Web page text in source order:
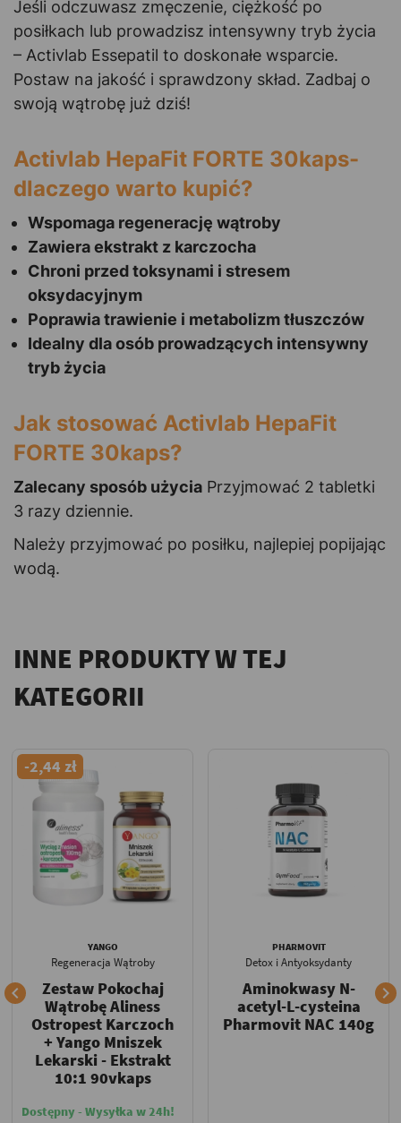
Jeśli odczuwasz zmęczenie, ciężkość po
posiłkach lub prowadzisz intensywny tryb życia
– Activlab Essepatil to doskonałe wsparcie.
Postaw na jakość i sprawdzony skład. Zadbaj o
swoją wątrobę już dziś!
Activlab HepaFit FORTE 30kaps-
dlaczego warto kupić?
Wspomaga regenerację wątroby
Zawiera ekstrakt z karczocha
Chroni przed toksynami i stresem
oksydacyjnym
Poprawia trawienie i metabolizm tłuszczów
Idealny dla osób prowadzących intensywny
tryb życia
Jak stosować Activlab HepaFit
FORTE 30kaps?
Zalecany sposób użycia Przyjmować 2 tabletki
3 razy dziennie.
Należy przyjmować po posiłku, najlepiej popijając
wodą.
INNE PRODUKTY W TEJ
KATEGORII

-2,44 zł
YANGO
Regeneracja Wątroby
Zestaw Pokochaj
Wątrobę Aliness
Ostropest Karczoch
+ Yango Mniszek
Lekarski - Ekstrakt
10:1 90vkaps
Dostępny - Wysyłka w 24h!
PHARMOVIT
Detox i Antyoksydanty
Aminokwasy N-
acetyl-L-cysteina
Pharmovit NAC 140g
